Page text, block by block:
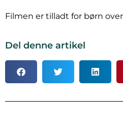
Filmen er tilladt for børn over
Del denne artikel